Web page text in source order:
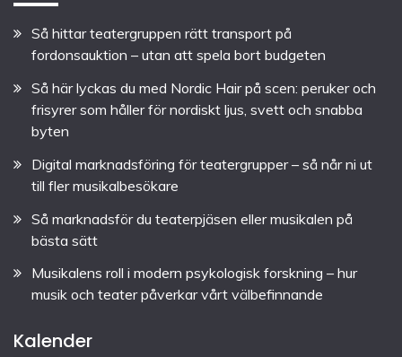
Så hittar teatergruppen rätt transport på
fordonsauktion – utan att spela bort budgeten
Så här lyckas du med Nordic Hair på scen: peruker och
frisyrer som håller för nordiskt ljus, svett och snabba
byten
Digital marknadsföring för teatergrupper – så når ni ut
till fler musikalbesökare
Så marknadsför du teaterpjäsen eller musikalen på
bästa sätt
Musikalens roll i modern psykologisk forskning – hur
musik och teater påverkar vårt välbefinnande
Kalender